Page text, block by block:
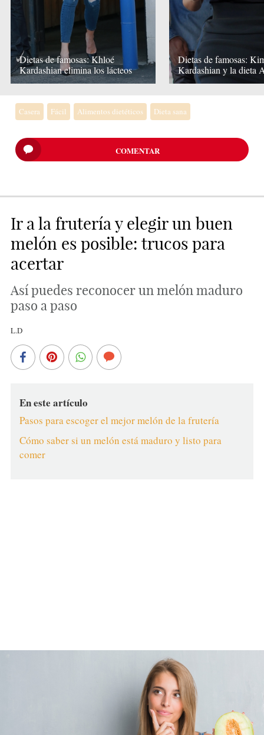
Dietas de famosas: Khloé
Kardashian elimina los lácteos
Dietas de famosas:
Kardashian y la dieta
Casera Fácil Alimentos dietéticos Dieta sana
COMENTAR
Ir a la frutería y elegir un buen
melón es posible: trucos para
acertar
Así puedes reconocer un melón maduro
paso a paso
L.D
En este artículo
Pasos para escoger el mejor melón de la frutería
Cómo saber si un melón está maduro y listo para
comer